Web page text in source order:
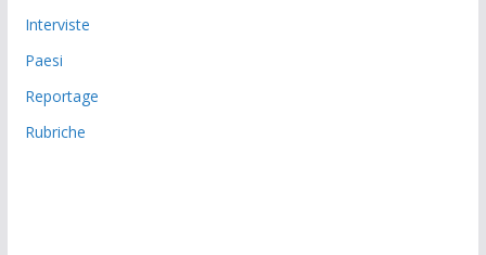
Interviste
Paesi
Reportage
Rubriche